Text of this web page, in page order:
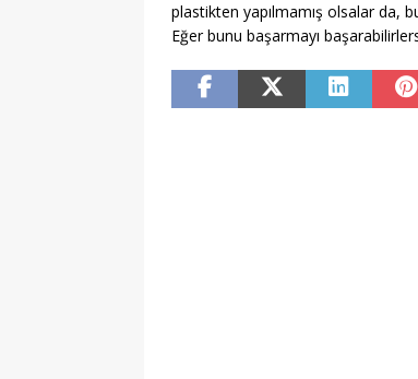
plastikten yapılmamış olsalar da,
Eğer bunu başarmayı